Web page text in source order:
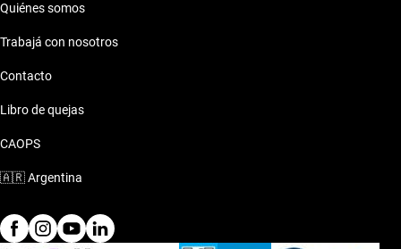
Quiénes somos
Trabajá con nosotros
Contacto
Libro de quejas
CAOPS
🇦🇷Argentina